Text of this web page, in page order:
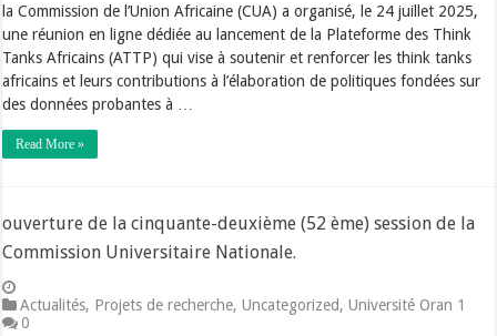
la Commission de l’Union Africaine (CUA) a organisé, le 24 juillet 2025,
une réunion en ligne dédiée au lancement de la Plateforme des Think
Tanks Africains (ATTP) qui vise à soutenir et renforcer les think tanks
africains et leurs contributions à l’élaboration de politiques fondées sur
des données probantes à …
Read More »
ouverture de la cinquante-deuxième (52 ème) session de la
Commission Universitaire Nationale.
Actualités, Projets de recherche,Uncategorized,Université Oran 1
0